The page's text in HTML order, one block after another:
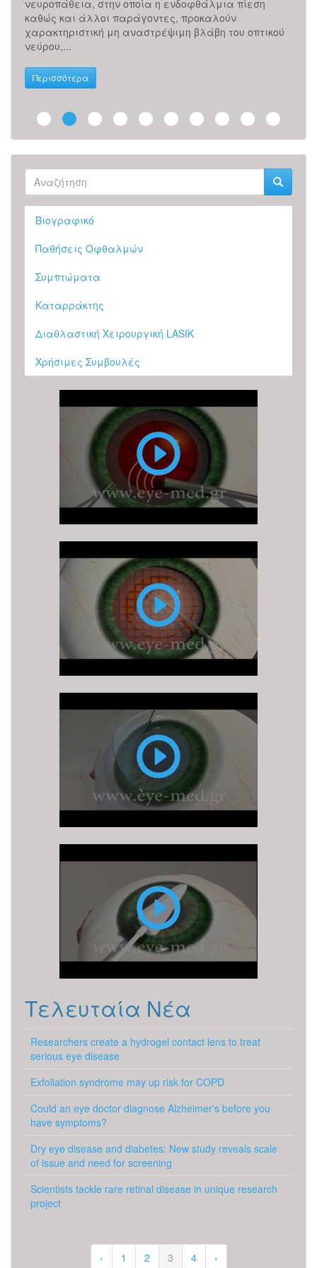
νευροπάθεια, στην οποία η ενδοφθάλμια πίεση
καθώς και άλλοι παράγοντες, προκαλούν
χαρακτηριστική μη αναστρέψιμη βλάβη του οπτικού
νεύρου,...
Περισσότερα
Φόρμα
αναζήτησης
Αναζήτηση
Βιογραφικό
Παθήσεις Οφθαλμών
Συμπτώματα
Καταρράκτης
Διαθλαστική Χειρουργική LASIK
Χρήσιμες Συμβουλές
Επέμβαση
Καταρράκτη
υπερήχους
φακοθρυψία)
Επέμβαση
καταρράκτη
FEMTO
PRK
Τελευταία Νέα
Researchers create a hydrogel contact lens to treat
serious eye disease
Exfoliation syndrome may up risk for COPD
Could an eye doctor diagnose Alzheimer's before you
have symptoms?
Dry eye disease and diabetes: New study reveals scale
of issue and need for screening
Scientists tackle rare retinal disease in unique research
project
‹ 1 2 3 4 ›